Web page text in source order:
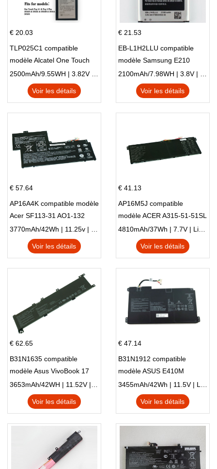
€ 20.03
TLP025C1 compatible
modèle Alcatel One Touch
Pop 4 Plus OT-5056D
2500mAh/9.55WH | 3.82V | Li-ion ...
Voir les détails
€ 21.53
EB-L1H2LLU compatible
modèle Samsung E210
E210K i939
2100mAh/7.98WH | 3.8V | Li-ion ...
Voir les détails
€ 57.64
AP16A4K compatible modèle
Acer SF113-31 AO1-132
NE132
3770mAh/42Wh | 11.25v | Li-ion ...
Voir les détails
€ 41.13
AP16M5J compatible
modèle ACER A315-51-51SL
N17Q1 SERIES
4810mAh/37Wh | 7.7V | Li-ion ...
Voir les détails
€ 62.65
B31N1635 compatible
modèle Asus VivoBook 17
X705NC X705UA X705UV
X705UN X705UD
3653mAh/42WH | 11.52V | Li-ion ...
Voir les détails
€ 47.14
B31N1912 compatible
modèle ASUS E410M
E410MA L410MA
3455mAh/42Wh | 11.5V | Li-ion ...
Voir les détails